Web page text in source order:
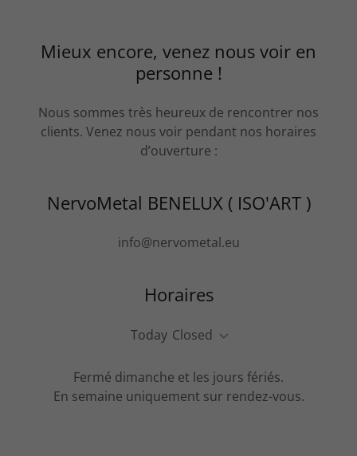
Mieux encore, venez nous voir en
personne !
Nous sommes très heureux de rencontrer nos
clients. Venez nous voir pendant nos horaires
d’ouverture :
NervoMetal BENELUX ( ISO'ART )
info@nervometal.eu
Horaires
Today Closed
Fermé dimanche et les jours fériés.
En semaine uniquement sur rendez-vous.